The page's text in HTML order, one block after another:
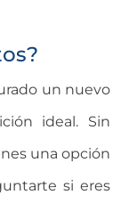
un nuevo
ideal. Sin
una opción
si eres